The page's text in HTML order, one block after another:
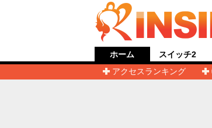
ホーム
アクセスランキング
スイッチ2